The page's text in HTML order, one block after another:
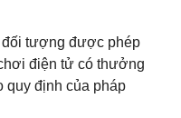
tượng được phép
điện tử có thưởng
định của pháp